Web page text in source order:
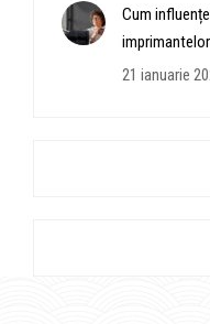
Cum
21 ianuarie